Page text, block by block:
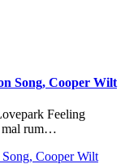
Song, Cooper Wilt
Feeling
mal rum…
Cooper Wilt